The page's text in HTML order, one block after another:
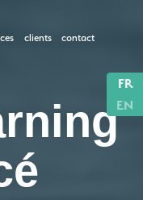
clients contact
FR
EN